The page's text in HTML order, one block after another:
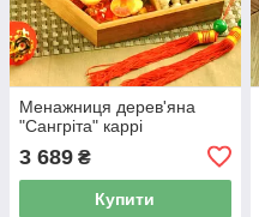
Менажниця дерев'яна
"Сангріта" каррі
3 689 ₴
Купити